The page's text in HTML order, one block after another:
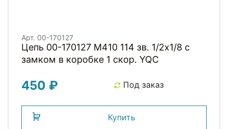
Арт. 00-170127
Цепь 00-170127 M410 114 зв. 1/2х1/8 с
замком в коробке 1 скор. YQC
450 ₽ Под заказ
Купить